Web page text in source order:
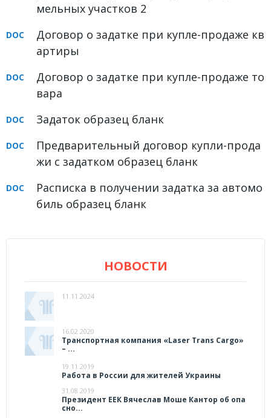
мельных участков 2
Договор о задатке при купле-продаже кв
артиры
Договор о задатке при купле-продаже то
вара
Задаток образец бланк
Предварительный договор купли-прода
жи с задатком образец бланк
Расписка в получении задатка за автомо
биль образец бланк
НОВОСТИ
11.11.2024
16.02.2020
Транспортная компания «Laser Trans Cargo»
– ...
19.11.2019
Работа в России для жителей Украины
31.08.2019
Президент ЕЕК Вячеслав Моше Кантор об опа
сно...
Следите за новостями
в нашей группе